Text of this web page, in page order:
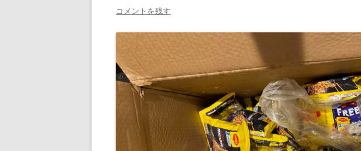
コメントを残す